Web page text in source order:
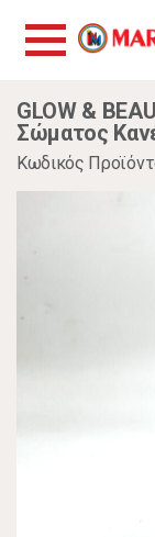
GLOW &
Σώματος
Κωδικός